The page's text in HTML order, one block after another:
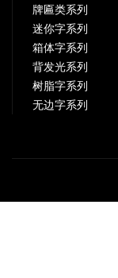
牌匾类系列
迷你字系列
箱体字系列
背发光系列
树脂字系列
无边字系列